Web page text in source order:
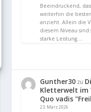
Beeindruckend,
weiterhin die
anzieht. Allein die
diesem Niveau sind
starke Leistung.…
Gunther30 zu
Kletterwelt im
Quo vadis
23. März 2026